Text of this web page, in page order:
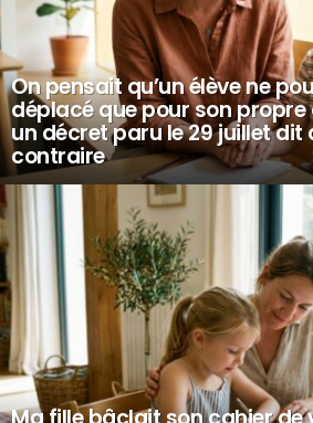
On pensait qu’un élève ne
déplacé que pour son
un décret paru le 29 juillet dit
contraire